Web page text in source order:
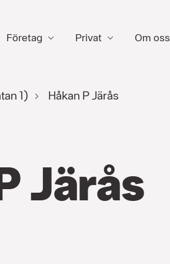
Företag Privat Om oss
1) Håkan P Järås
Järås